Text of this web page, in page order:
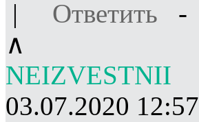
|
Ответить -
∧
NEIZVESTNII
03.07.2020 12:57